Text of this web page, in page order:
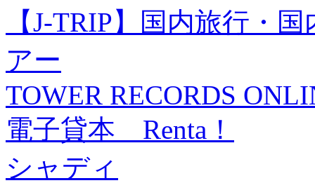
【J-TRIP】国内旅行・
アー
TOWER RECORDS
電子貸本 Renta！
シャディ